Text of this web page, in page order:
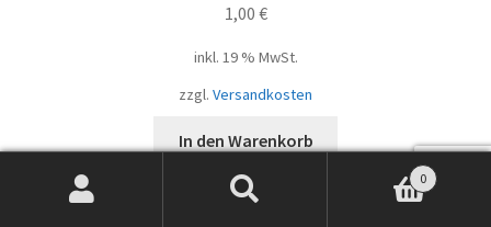
1,00 €
inkl. 19 % MwSt.
zzgl. Versandkosten
In den Warenkorb
0